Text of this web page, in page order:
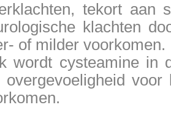
tekort aan
klachten
of milder voorkomen.
wordt cysteamine in
overgevoeligheid